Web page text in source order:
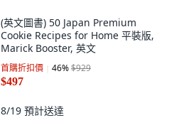
(英文圖書) 50 Japan Premium
Cookie Recipes for Home 平裝版,
Marick Booster, 英文
首購折扣價 46%$929
$497
8/19 預計送達